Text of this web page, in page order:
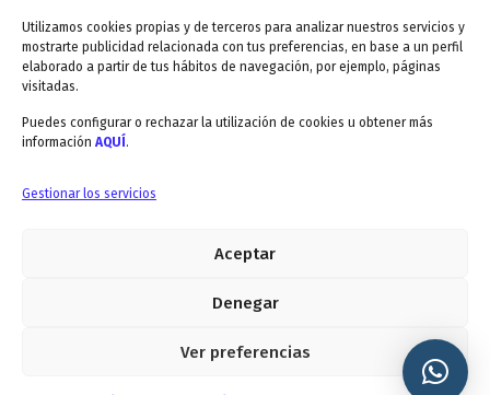
Utilizamos cookies propias y de terceros para analizar nuestros servicios y
mostrarte publicidad relacionada con tus preferencias, en base a un perfil
elaborado a partir de tus hábitos de navegación, por ejemplo, páginas
visitadas.
Puedes configurar o rechazar la utilización de cookies u obtener más
información AQUÍ .
Gestionar los servicios
Aceptar
Denegar
Ver preferencias
Valóranos
Envitec Murcia: Maquinaria de limpieza industrial
Envitec Valencia: Maquinaria de limpieza industrial